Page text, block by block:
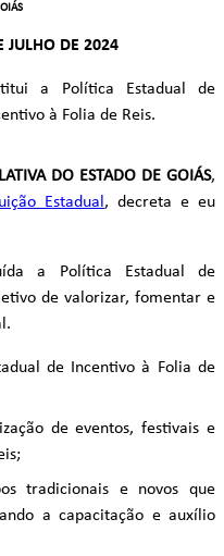
JULHO DE 2024
a Política Estadual de
à Folia de Reis.
DO ESTADO DE GOIÁS,
Estadual, decreta e eu
a Política Estadual de
de valorizar, fomentar e
de Incentivo à Folia de
de eventos, festivais e
tradicionais e novos que
a capacitação e auxílio